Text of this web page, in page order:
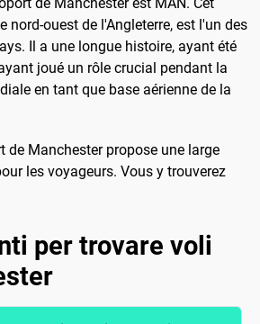
nord-ouest de l'Angleterre, est l'un des
Il a une longue histoire, ayant été
joué un rôle crucial pendant la
en tant que base aérienne de la
de Manchester propose une large
les voyageurs. Vous y trouverez
per trovare voli